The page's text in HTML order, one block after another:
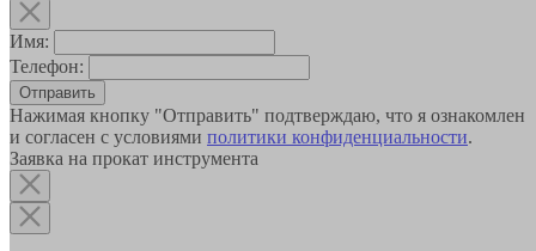
Имя:
Телефон:
Отправить
Нажимая кнопку "Отправить" подтверждаю, что я ознакомлен
и согласен с условиями политики конфиденциальности.
Заявка на прокат инструмента